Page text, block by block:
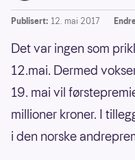
Publisert: 12. mai 2017
Det var ingen som
12.mai. Dermed
19. mai vil
millioner kroner. I
i den norske